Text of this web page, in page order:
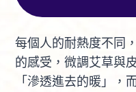
每個人的耐熱度不同
的感受，微調艾草與
「滲透進去的暖」，